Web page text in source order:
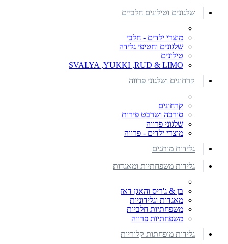
שלגונים וטילונים חלביים
מוצרי ילדים - חלבי
שלגונים וחטיפי גלידה
טילונים
SVALYA ,YUKKI ,RUD & LIMO
קרחונים ושלגוני פרווה
קרחונים
סורבה ושרבט פירות
שלגוני פרווה
מוצרי ילדים - פרווה
גלידות מותגים
גלידות משפחתיות ומאגדות
בן & ג'ריס והאגן דאז
מאגדות וגלידוניות
משפחתיות חלביות
משפחתיות פרווה
גלידות מופחתות קלוריות